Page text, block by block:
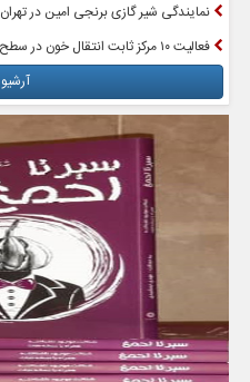
نمایندگی شیر گازی برنجی امین در تهران
فعالیت ۱۰ مرکز ثابت انتقال خون در سطح استان تهران